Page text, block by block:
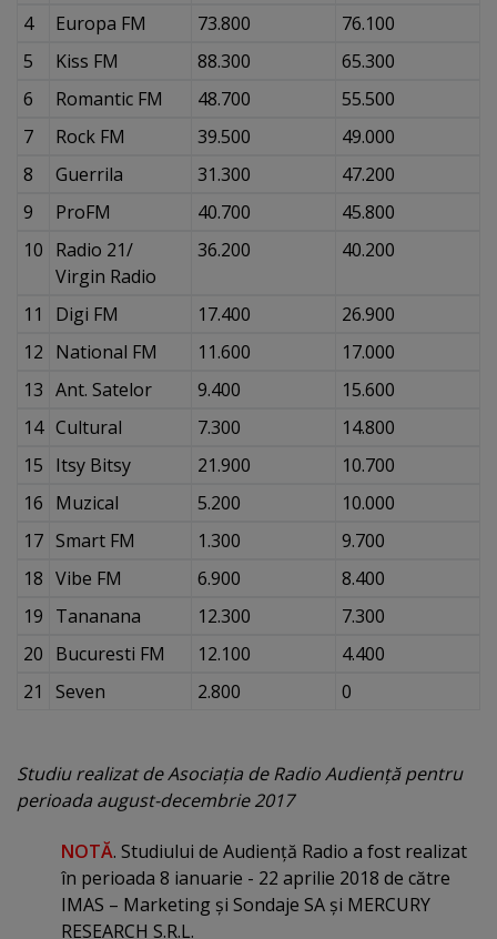
4
Europa FM 73.800
76.100
5
Kiss FM 88.300
65.300
6
Romantic FM 48.700
55.500
7
Rock FM 39.500
49.000
8
Guerrila 31.300
47.200
9
ProFM 40.700
45.800
10 Radio 21/
Virgin Radio
36.200 40.200
11 Digi FM 17.400
26.900
12 National FM 11.600
17.000
13 Ant. Satelor 9.400
15.600
14 Cultural 7.300
14.800
15 Itsy Bitsy 21.900
10.700
16 Muzical 5.200
10.000
17 Smart FM 1.300
9.700
18 Vibe FM 6.900
8.400
19 Tananana 12.300
7.300
20 Bucuresti FM 12.100
4.400
21
Seven 2.800 0
Studiu realizat de Asociaţia de Radio Audienţă pentru
perioada august-decembrie 2017
NOTĂ. Studiului de Audienţă Radio a fost realizat
în perioada 8 ianuarie - 22 aprilie 2018 de către
IMAS – Marketing şi Sondaje SA şi MERCURY
RESEARCH S.R.L.